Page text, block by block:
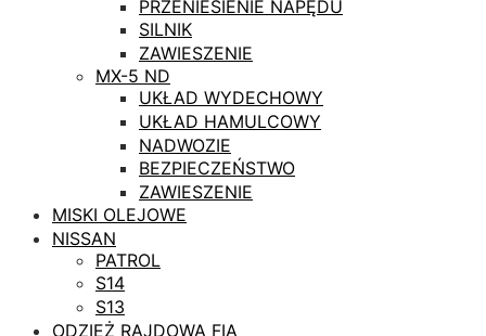
PRZENIESIENIE NAPĘDU
SILNIK
ZAWIESZENIE
MX-5 ND
UKŁAD WYDECHOWY
UKŁAD HAMULCOWY
NADWOZIE
BEZPIECZEŃSTWO
ZAWIESZENIE
MISKI OLEJOWE
NISSAN
PATROL
S14
S13
ODZIEŻ RAJDOWA FIA